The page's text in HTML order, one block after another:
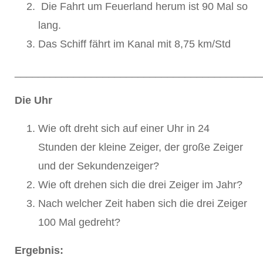
Die Fahrt um Feuerland herum ist 90 Mal so
lang.
Das Schiff fährt im Kanal mit 8,75 km/Std
Die Uhr
Wie oft dreht sich auf einer Uhr in 24
Stunden der kleine Zeiger, der große Zeiger
und der Sekundenzeiger?
Wie oft drehen sich die drei Zeiger im Jahr?
Nach welcher Zeit haben sich die drei Zeiger
100 Mal gedreht?
Ergebnis: